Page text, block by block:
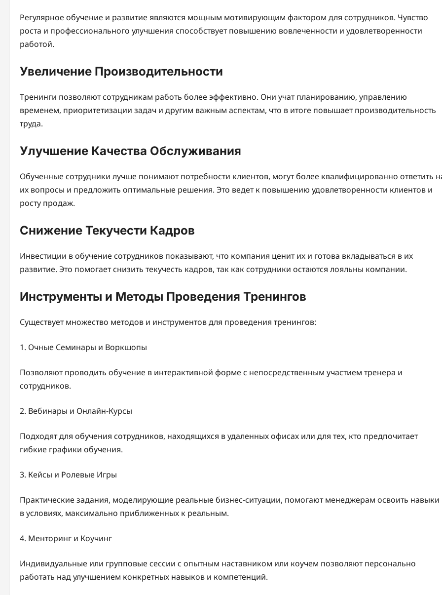
Регулярное обучение и развитие являются мощным мотивирующим фактором для сотрудников. Чувство
роста и профессионального улучшения способствует повышению вовлеченности и удовлетворенности
работой.
Увеличение Производительности
Тренинги позволяют сотрудникам работь более эффективно. Они учат планированию, управлению
временем, приоритетизации задач и другим важным аспектам, что в итоге повышает производительность
труда.
Улучшение Качества Обслуживания
Обученные сотрудники лучше понимают потребности клиентов, могут более квалифицированно ответить
их вопросы и предложить оптимальные решения. Это ведет к повышению удовлетворенности клиентов и
росту продаж.
Снижение Текучести Кадров
Инвестиции в обучение сотрудников показывают, что компания ценит их и готова вкладываться в их
развитие. Это помогает снизить текучесть кадров, так как сотрудники остаются лояльны компании.
Инструменты и Методы Проведения Тренингов
Существует множество методов и инструментов для проведения тренингов:
1. Очные Семинары и Воркшопы
Позволяют проводить обучение в интерактивной форме с непосредственным участием тренера и
сотрудников.
2. Вебинары и Онлайн-Курсы
Подходят для обучения сотрудников, находящихся в удаленных офисах или для тех, кто предпочитает
гибкие графики обучения.
3. Кейсы и Ролевые Игры
Практические задания, моделирующие реальные бизнес-ситуации, помогают менеджерам освоить навыки
в условиях, максимально приближенных к реальным.
4. Менторинг и Коучинг
Индивидуальные или групповые сессии с опытным наставником или коучем позволяют персонально
работать над улучшением конкретных навыков и компетенций.